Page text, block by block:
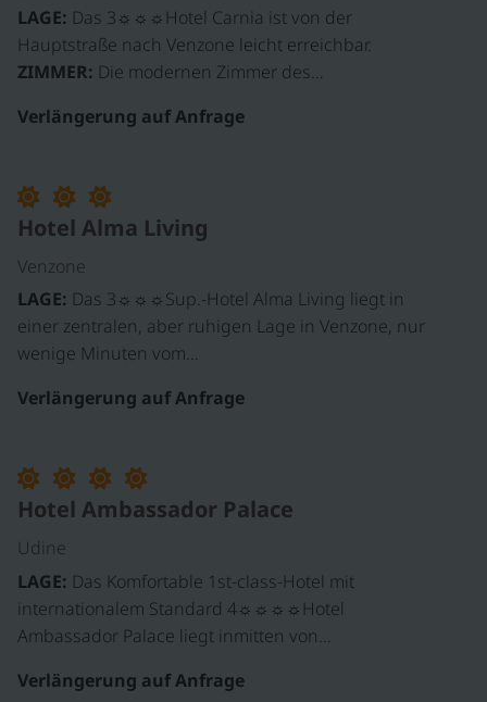
LAGE: Das 3☼☼☼Hotel Carnia ist von der
Hauptstraße nach Venzone leicht erreichbar.
ZIMMER: Die modernen Zimmer des…
Verlängerung auf Anfrage
Hotel Alma Living
Venzone
LAGE: Das 3☼☼☼Sup.-Hotel Alma Living liegt in
einer zentralen, aber ruhigen Lage in Venzone, nur
wenige Minuten vom…
Verlängerung auf Anfrage
Hotel Ambassador Palace
Udine
LAGE: Das Komfortable 1st-class-Hotel mit
internationalem Standard 4☼☼☼☼Hotel
Ambassador Palace liegt inmitten von…
Verlängerung auf Anfrage